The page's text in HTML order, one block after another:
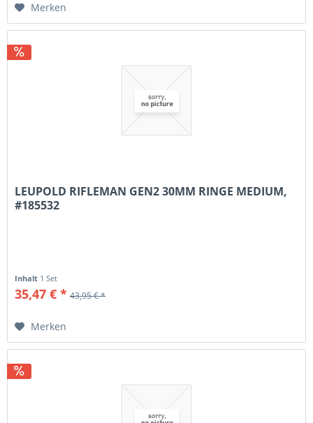
Merken
LEUPOLD RIFLEMAN GEN2 30MM RINGE MEDIUM,
#185532
Inhalt 1 Set
35,47 € * 43,95 € *
Merken